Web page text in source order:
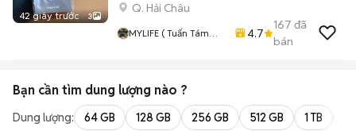
42 giây trước 3
Q. Hải Châu
MYLIFE ( Tuấn Tám
Vertu Các Loại
4.7
167 đã
bán
Bạn cần tìm dung lượng nào ?
Dung lượng: 64 GB 128 GB 256 GB 512 GB 1 TB